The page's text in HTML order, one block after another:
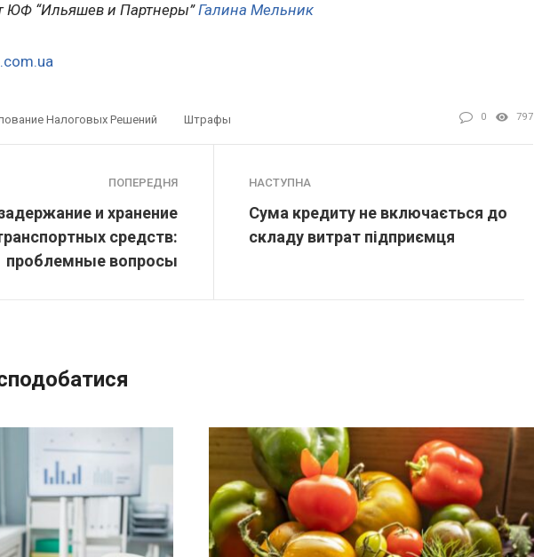
ЮФ “Ильяшев и Партнеры”Галина Мельник
Налоговых Решений Штрафы 0 797
ПОПЕРЕДНЯ
и хранение
средств:
проблемные вопросы
НАСТУПНА
Cума кредиту не включається до
складу витрат підприємця